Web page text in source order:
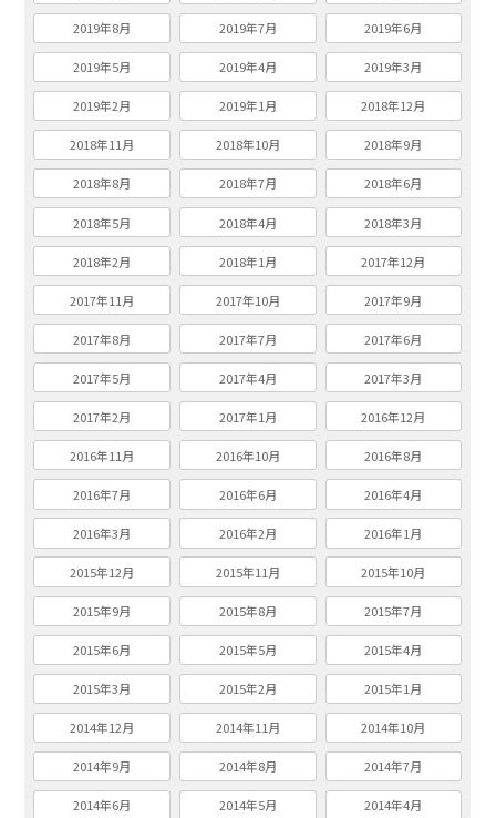
2019年8月 2019年7月 2019年6月
2019年5月 2019年4月 2019年3月
2019年2月 2019年1月 2018年12月
2018年11月 2018年10月 2018年9月
2018年8月 2018年7月 2018年6月
2018年5月 2018年4月 2018年3月
2018年2月 2018年1月 2017年12月
2017年11月 2017年10月 2017年9月
2017年8月 2017年7月 2017年6月
2017年5月 2017年4月 2017年3月
2017年2月 2017年1月 2016年12月
2016年11月 2016年10月 2016年8月
2016年7月 2016年6月 2016年4月
2016年3月 2016年2月 2016年1月
2015年12月 2015年11月 2015年10月
2015年9月 2015年8月 2015年7月
2015年6月 2015年5月 2015年4月
2015年3月 2015年2月 2015年1月
2014年12月 2014年11月 2014年10月
2014年9月 2014年8月 2014年7月
2014年6月 2014年5月 2014年4月